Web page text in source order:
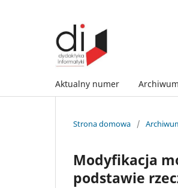
Aktualny numer Archiwum
Strona domowa /
Modyfikacja
podstawie